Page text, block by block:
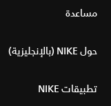
مساعدة
حول NIKE (بالإنجليزية)
تطبيقات NIKE